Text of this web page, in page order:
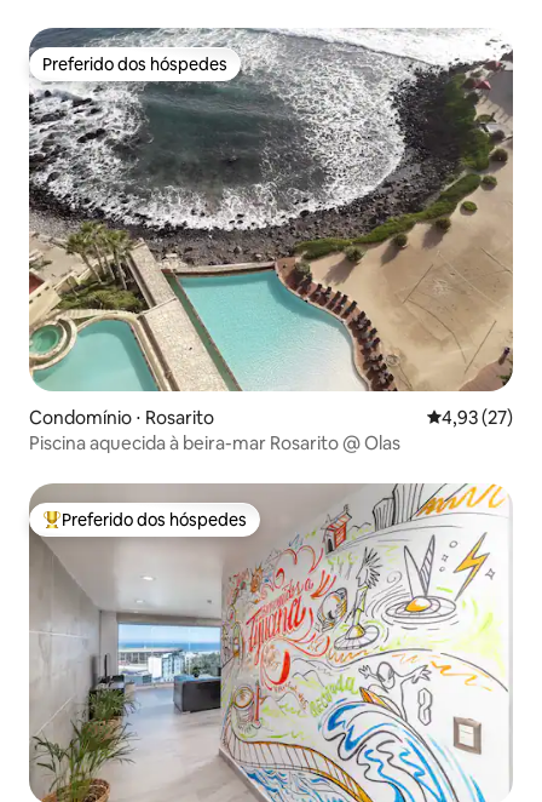
Preferido dos hóspedes
Preferido dos hóspedes
Condomínio ⋅ Rosarito 4,93 de uma
4,93 (27)
Piscina aquecida à beira-mar Rosarito @ Olas
Entre os melhores preferidos dos hóspedes
Preferido dos hóspedes